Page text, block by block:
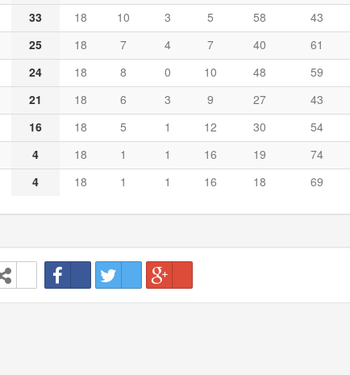
33 18 10 3 5 58 43
25 18 7 4 7 40 61
24 18 8 0 10 48 59
21 18 6 3 9 27 43
16 18 5 1 12 30 54
4 18 1 1 16 19 74
4 18 1 1 16 18 69